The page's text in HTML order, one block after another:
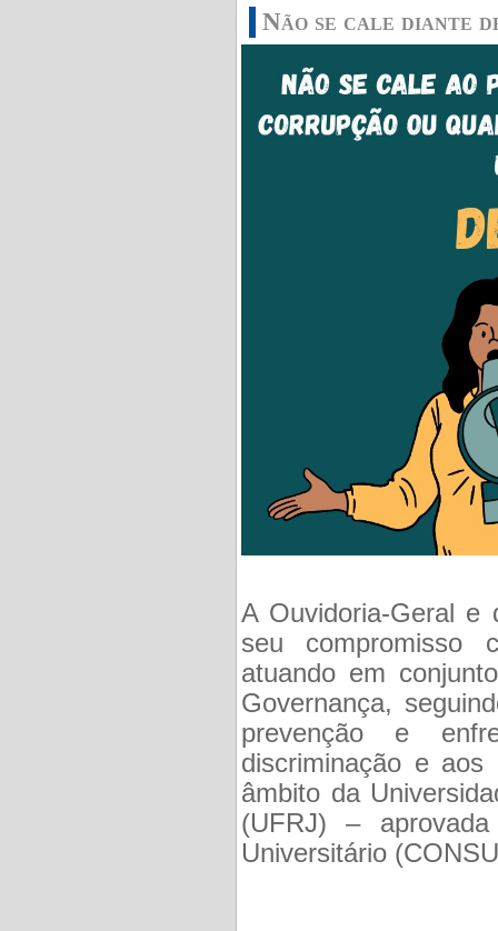
Não se cale diante
A Ouvidoria-Geral e
seu compromisso
atuando em
Governança,
prevenção e
discriminação e
âmbito da
(UFRJ) –
Universitário